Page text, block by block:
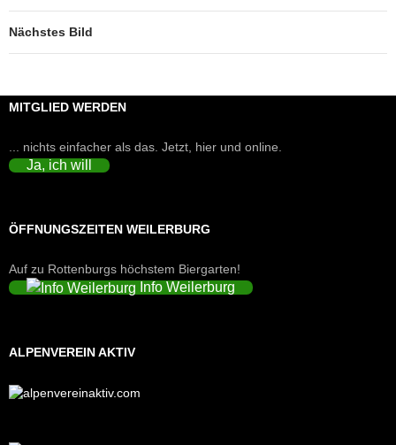
Nächstes Bild
MITGLIED WERDEN
... nichts einfacher als das. Jetzt, hier und online.
Ja, ich will
ÖFFNUNGSZEITEN WEILERBURG
Auf zu Rottenburgs höchstem Biergarten!
Info Weilerburg
ALPENVEREIN AKTIV